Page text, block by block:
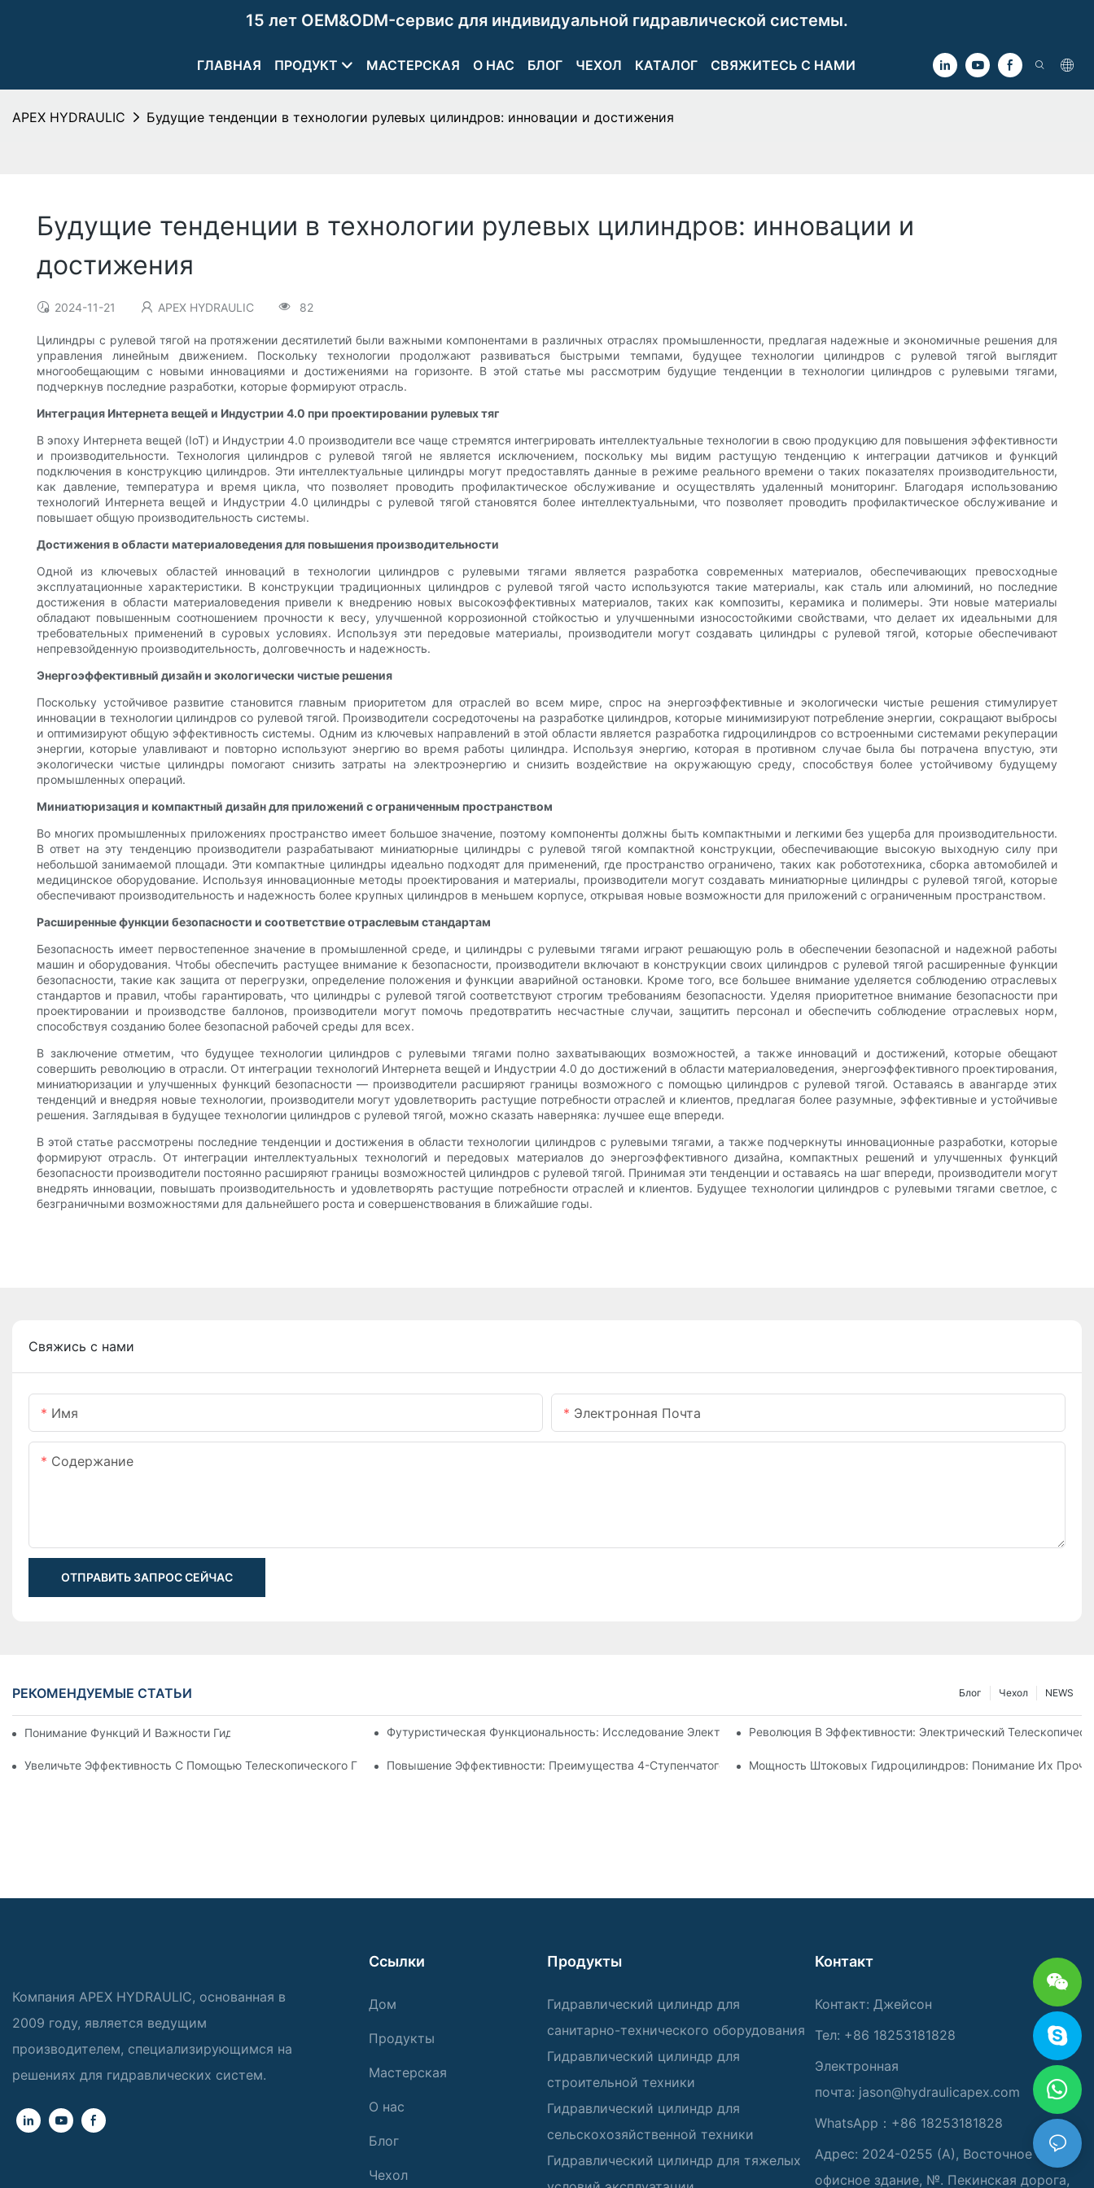
15 лет OEM&ODM-сервис для индивидуальной гидравлической системы.
ГЛАВНАЯ ПРОДУКТ МАСТЕРСКАЯ О НАС БЛОГ ЧЕХОЛ КАТАЛОГ СВЯЖИТЕСЬ С НАМИ
APEX HYDRAULIC Будущие тенденции в технологии рулевых цилиндров: инновации и достижения
Будущие тенденции в технологии рулевых цилиндров: инновации и
достижения
2024-11-21 APEX HYDRAULIC 82
Цилиндры с рулевой тягой на протяжении десятилетий были важными компонентами в различных отраслях промышленности, предлагая надежные и экономичные решения для
управления линейным движением. Поскольку технологии продолжают развиваться быстрыми темпами, будущее технологии цилиндров с рулевой тягой выглядит
многообещающим с новыми инновациями и достижениями на горизонте. В этой статье мы рассмотрим будущие тенденции в технологии цилиндров с рулевыми тягами,
подчеркнув последние разработки, которые формируют отрасль.
Интеграция Интернета вещей и Индустрии 4.0 при проектировании рулевых тяг
В эпоху Интернета вещей (IoT) и Индустрии 4.0 производители все чаще стремятся интегрировать интеллектуальные технологии в свою продукцию для повышения эффективности
и производительности. Технология цилиндров с рулевой тягой не является исключением, поскольку мы видим растущую тенденцию к интеграции датчиков и функций
подключения в конструкцию цилиндров. Эти интеллектуальные цилиндры могут предоставлять данные в режиме реального времени о таких показателях производительности,
как давление, температура и время цикла, что позволяет проводить профилактическое обслуживание и осуществлять удаленный мониторинг. Благодаря использованию
технологий Интернета вещей и Индустрии 4.0 цилиндры с рулевой тягой становятся более интеллектуальными, что позволяет проводить профилактическое обслуживание и
повышает общую производительность системы.
Достижения в области материаловедения для повышения производительности
Одной из ключевых областей инноваций в технологии цилиндров с рулевыми тягами является разработка современных материалов, обеспечивающих превосходные
эксплуатационные характеристики. В конструкции традиционных цилиндров с рулевой тягой часто используются такие материалы, как сталь или алюминий, но последние
достижения в области материаловедения привели к внедрению новых высокоэффективных материалов, таких как композиты, керамика и полимеры. Эти новые материалы
обладают повышенным соотношением прочности к весу, улучшенной коррозионной стойкостью и улучшенными износостойкими свойствами, что делает их идеальными для
требовательных применений в суровых условиях. Используя эти передовые материалы, производители могут создавать цилиндры с рулевой тягой, которые обеспечивают
непревзойденную производительность, долговечность и надежность.
Энергоэффективный дизайн и экологически чистые решения
Поскольку устойчивое развитие становится главным приоритетом для отраслей во всем мире, спрос на энергоэффективные и экологически чистые решения стимулирует
инновации в технологии цилиндров со рулевой тягой. Производители сосредоточены на разработке цилиндров, которые минимизируют потребление энергии, сокращают выбросы
и оптимизируют общую эффективность системы. Одним из ключевых направлений в этой области является разработка гидроцилиндров со встроенными системами рекуперации
энергии, которые улавливают и повторно используют энергию во время работы цилиндра. Используя энергию, которая в противном случае была бы потрачена впустую, эти
экологически чистые цилиндры помогают снизить затраты на электроэнергию и снизить воздействие на окружающую среду, способствуя более устойчивому будущему
промышленных операций.
Миниатюризация и компактный дизайн для приложений с ограниченным пространством
Во многих промышленных приложениях пространство имеет большое значение, поэтому компоненты должны быть компактными и легкими без ущерба для производительности.
В ответ на эту тенденцию производители разрабатывают миниатюрные цилиндры с рулевой тягой компактной конструкции, обеспечивающие высокую выходную силу при
небольшой занимаемой площади. Эти компактные цилиндры идеально подходят для применений, где пространство ограничено, таких как робототехника, сборка автомобилей и
медицинское оборудование. Используя инновационные методы проектирования и материалы, производители могут создавать миниатюрные цилиндры с рулевой тягой, которые
обеспечивают производительность и надежность более крупных цилиндров в меньшем корпусе, открывая новые возможности для приложений с ограниченным пространством.
Расширенные функции безопасности и соответствие отраслевым стандартам
Безопасность имеет первостепенное значение в промышленной среде, и цилиндры с рулевыми тягами играют решающую роль в обеспечении безопасной и надежной работы
машин и оборудования. Чтобы обеспечить растущее внимание к безопасности, производители включают в конструкции своих цилиндров с рулевой тягой расширенные функции
безопасности, такие как защита от перегрузки, определение положения и функции аварийной остановки. Кроме того, все большее внимание уделяется соблюдению отраслевых
стандартов и правил, чтобы гарантировать, что цилиндры с рулевой тягой соответствуют строгим требованиям безопасности. Уделяя приоритетное внимание безопасности при
проектировании и производстве баллонов, производители могут помочь предотвратить несчастные случаи, защитить персонал и обеспечить соблюдение отраслевых норм,
способствуя созданию более безопасной рабочей среды для всех.
В заключение отметим, что будущее технологии цилиндров с рулевыми тягами полно захватывающих возможностей, а также инноваций и достижений, которые обещают
совершить революцию в отрасли. От интеграции технологий Интернета вещей и Индустрии 4.0 до достижений в области материаловедения, энергоэффективного проектирования,
миниатюризации и улучшенных функций безопасности — производители расширяют границы возможного с помощью цилиндров с рулевой тягой. Оставаясь в авангарде этих
тенденций и внедряя новые технологии, производители могут удовлетворить растущие потребности отраслей и клиентов, предлагая более разумные, эффективные и устойчивые
решения. Заглядывая в будущее технологии цилиндров с рулевой тягой, можно сказать наверняка: лучшее еще впереди.
В этой статье рассмотрены последние тенденции и достижения в области технологии цилиндров с рулевыми тягами, а также подчеркнуты инновационные разработки, которые
формируют отрасль. От интеграции интеллектуальных технологий и передовых материалов до энергоэффективного дизайна, компактных решений и улучшенных функций
безопасности производители постоянно расширяют границы возможностей цилиндров с рулевой тягой. Принимая эти тенденции и оставаясь на шаг впереди, производители могут
внедрять инновации, повышать производительность и удовлетворять растущие потребности отраслей и клиентов. Будущее технологии цилиндров с рулевыми тягами светлое, с
безграничными возможностями для дальнейшего роста и совершенствования в ближайшие годы.
Свяжись с нами
Имя Электронная Почта
Содержание
ОТПРАВИТЬ ЗАПРОС СЕЙЧАС
РЕКОМЕНДУЕМЫЕ СТАТЬИ NEWS
Чехол
Блог
Понимание Функций И Важности Гидравлических Цилиндров Рулевой ТягиФутуристическая Функциональность: Исследование Электрического Телескопического Цилиндра
Революция В Эффективности: Электрический
Увеличьте Эффективность С Помощью Телескопического Гидроцилиндра Для Вашего СамосвалаПовышение Эффективности: Преимущества 4-Ступенчатого Телескопического Гидроцилиндра
Мощность Штоковых Гидроцилиндров: Понимание Их
Компания APEX HYDRAULIC, основанная в
2009 году, является ведущим
производителем, специализирующимся на
решениях для гидравлических систем.
Ссылки
Дом
Продукты
Мастерская
О нас
Блог
Чехол
Продукты
Гидравлический цилиндр для
санитарно-технического оборудования
Гидравлический цилиндр для
строительной техники
Гидравлический цилиндр для
сельскохозяйственной техники
Гидравлический цилиндр для тяжелых
Контакт
Контакт: Джейсон
Тел: +86 18253181828
Электронная
почта: jason@hydraulicapex.com
WhatsApp：+86 18253181828
Адрес: 2024-0255 (А), Восточное
офисное здание, №. Пекинская дорога,